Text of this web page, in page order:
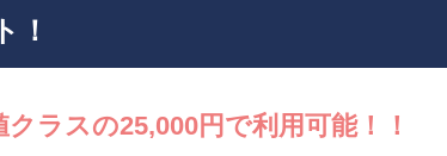
！
ラスの25,000円で利用可能！！